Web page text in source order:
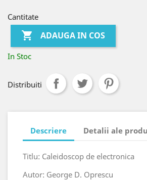
Cantitate
 ADAUGA IN COS
In Stoc
Distribuiti
Descriere Detalii ale
Titlu: Caleidoscop de electronica
Autor: George D. Oprescu